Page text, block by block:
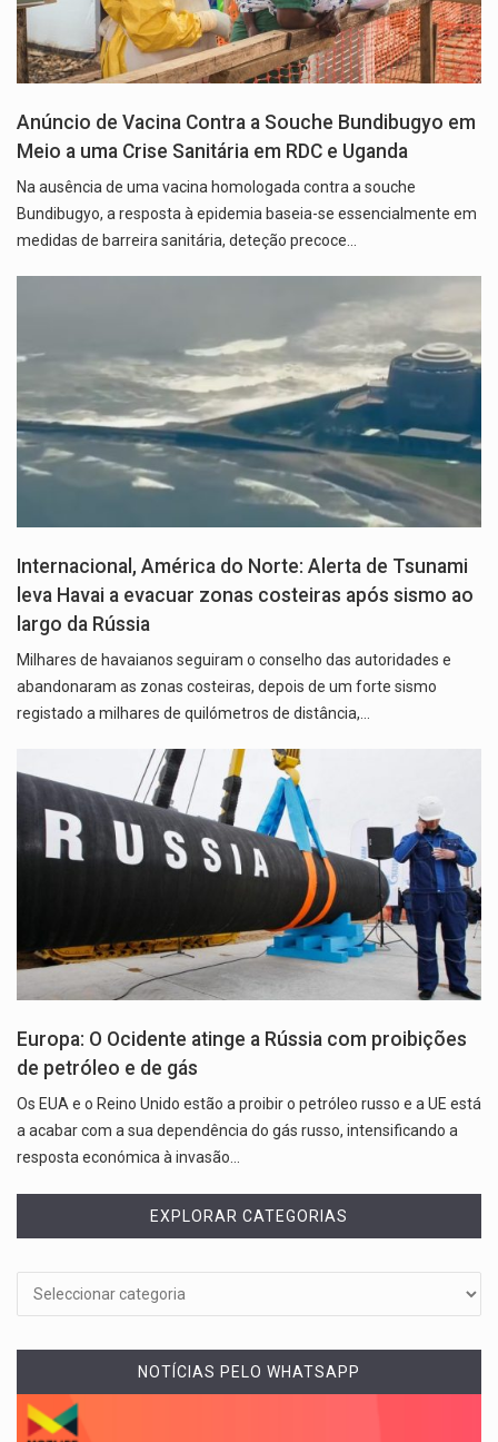
Anúncio de Vacina Contra a Souche Bundibugyo em
Meio a uma Crise Sanitária em RDC e Uganda
Na ausência de uma vacina homologada contra a souche
Bundibugyo, a resposta à epidemia baseia-se essencialmente em
medidas de barreira sanitária, deteção precoce…
Internacional, América do Norte: Alerta de Tsunami
leva Havai a evacuar zonas costeiras após sismo ao
largo da Rússia
Milhares de havaianos seguiram o conselho das autoridades e
abandonaram as zonas costeiras, depois de um forte sismo
registado a milhares de quilómetros de distância,…
Europa: O Ocidente atinge a Rússia com proibições
de petróleo e de gás
Os EUA e o Reino Unido estão a proibir o petróleo russo e a UE está
a acabar com a sua dependência do gás russo, intensificando a
resposta económica à invasão…
EXPLORAR CATEGORIAS
NOTÍCIAS PELO WHATSAPP